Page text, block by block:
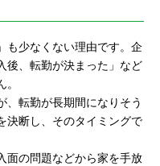
も少なくない理由です。企
後、転勤が決まった」など
、転勤が長期間になりそう
決断し、そのタイミングで
面の問題などから家を手放